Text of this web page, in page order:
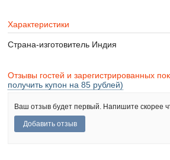
Характеристики
Страна-изготовитель Индия
Отзывы гостей и зарегистрированных
получить купон на 85 рублей)
Ваш отзыв будет первый. Напишите скорее